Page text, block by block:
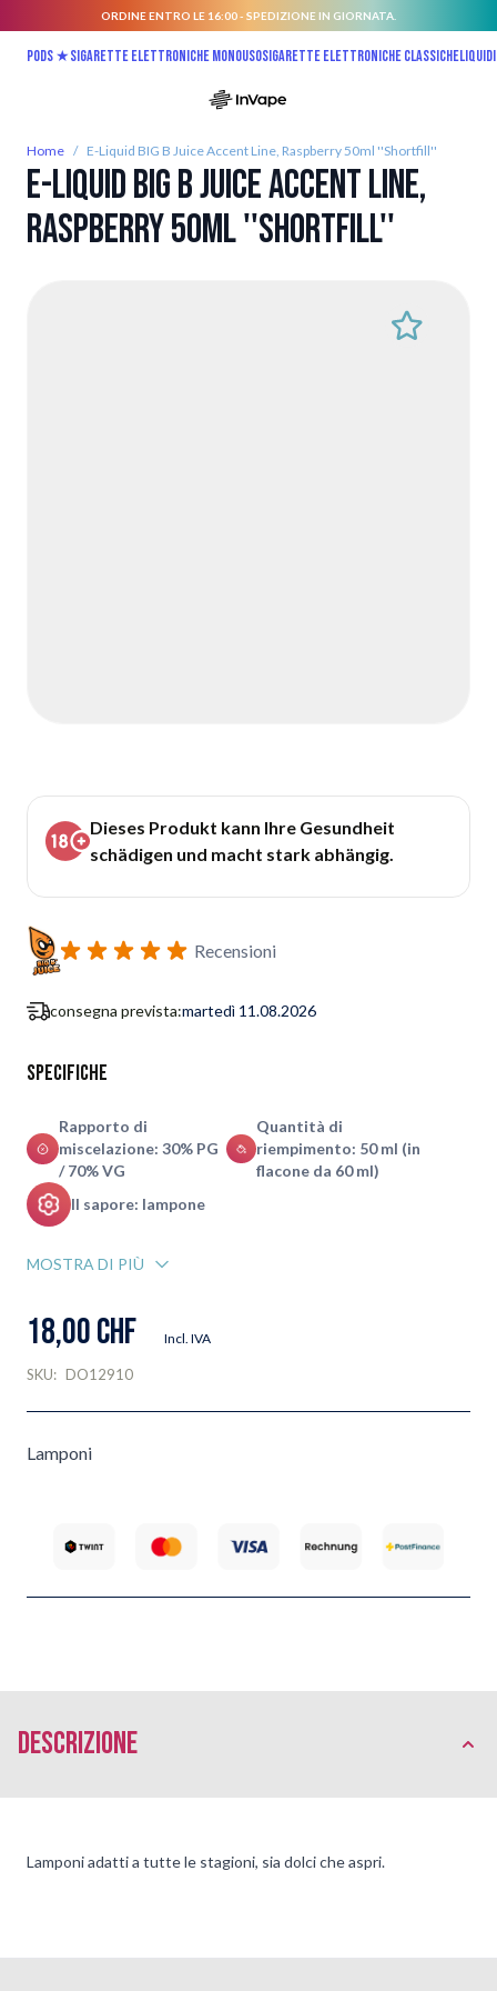
ORDINE ENTRO LE 16:00 - SPEDIZIONE IN GIORNATA.
Pods ★Sigarette elettroniche monousoSigarette elettroniche classiche
Home / E-Liquid BIG B Juice Accent Line, Raspberry 50ml ''Shortfill''
E-Liquid BIG B Juice Accent Line,
Raspberry 50ml ''Shortfill''
Dieses Produkt kann Ihre Gesundheit
schädigen und macht stark abhängig.
Recensioni
consegna prevista:martedì 11.08.2026
Specifiche
Rapporto di
miscelazione: 30% PG
/ 70% VG
Quantità di
riempimento: 50 ml (in
flacone da 60 ml)
Il sapore: lampone
MOSTRA DI PIÙ
18,00 CHF Incl. IVA
SKU: DO12910
Lamponi
Descrizione
Lamponi adatti a tutte le stagioni, sia dolci che aspri.